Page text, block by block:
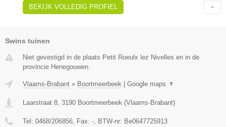
BEKIJK VOLLEDIG PROFIEL
Swins tuinen
Niet gevestigd in de plaats Petit Roeulx lez Nivelles en in de
provincie Henegouwen.
Vlaams-Brabant » Boortmeerbeek Google maps ▼
Laarstraat 8, 3190 Boortmeerbeek (Vlaams-Brabant)
Tel: 0468/206856, Fax: -, BTW-nr: Be0647725913